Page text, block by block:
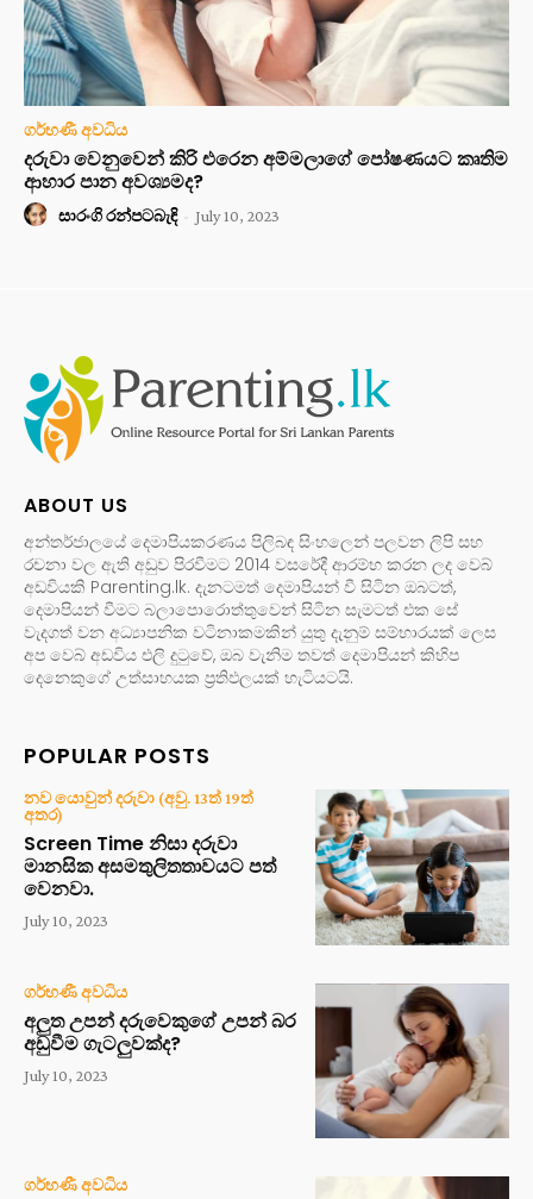
ගර්භණී අවධිය
දරුවා වෙනුවෙන් කිරි එරෙන අම්මලාගේ පෝෂණයට කෘතිම
ආහාර පාන අවශ්‍යමද?
සාරංගි රන්පටබැඳි - July 10, 2023
ABOUT US
අන්තර්ජාලයේ දෙමාපියකරණය පිලිබඳ සිංහලෙන් පලවන ලිපි සහ
රචනා වල ඇති අඩුව පිරවීමට 2014 වසරේදී ආරම්භ කරන ලද වෙබ්
අඩවියකි Parenting.lk. දැනටමත් දෙමාපියන් වී සිටින ඔබටත්,
දෙමාපියන් වීමට බලාපොරොත්තුවෙන් සිටින සැමටත් එක සේ
වැදගත් වන අධ්‍යාපනික වටිනාකමකින් යුතු දැනුම් සම්භාරයක් ලෙස
අප වෙබ් අඩවිය එලි දුටුවේ, ඔබ වැනිම තවත් දෙමාපියන් කිහිප
දෙනෙකුගේ උත්සාහයක ප්‍රතිඵලයක් හැටියටයි.
POPULAR POSTS
නව යොවුන් දරුවා (අවු. 13ත් 19ත්
අතර)
Screen Time නිසා දරුවා
මානසික අසමතුලිතතාවයට පත්
වෙනවා.
July 10, 2023
ගර්භණී අවධිය
අලුත උපන් දරුවෙකුගේ උපන් බර
අඩුවීම ගැටලුවක්ද?
July 10, 2023
ගර්භණී අවධිය